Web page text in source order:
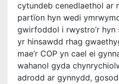
cytundeb cenedlaethol ar
partïon hyn wedi
gwirfoddol i rwystro’r hyn
yr hinsawdd rhag
mae’r COP yn cael ei
wahanol gyda
adrodd ar gynnydd,